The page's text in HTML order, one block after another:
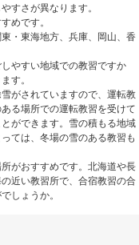
すさが異なります。
めです。
・東海地方、兵庫、岡山、香
やすい地域での教習ですか
す。
がされていますので、運転教
る場所での運転教習を受けて
ができます。雪の積もる地域
ては、冬場の雪のある教習も
がおすすめです。北海道や長
近い教習所で、合宿教習の合
しょうか。